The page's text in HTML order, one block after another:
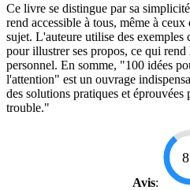
Ce livre se distingue par sa
rend accessible à tous, même à
sujet. L'auteure utilise des exemples
pour illustrer ses propos, ce qui
personnel. En somme, "100 idées
l'attention" est un ouvrage
des solutions pratiques et
trouble."
Avis: